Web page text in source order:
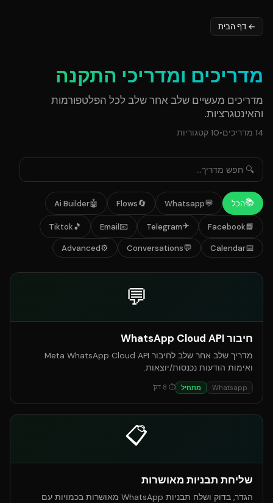
← דף הבית
מדריכים ומדריכי התקנה
מדריכים מעשיים שלב אחר שלב לכל הפלטפורמות
והאינטגרציות.
14 מדריכים•
10 קטגוריות
📚הכל 💬
Whatsapp
🔄
Flows
🤖
Ai Builder
📘
Facebook
✈️
Telegram
📧
Email
🎵
Tiktok
📅
Calendar
💬
Conversations
⚙️
Advanced
💬
חיבור WhatsApp Cloud API
מדריך שלב אחר שלב לחיבור Meta WhatsApp Cloud API
ואימות הודעות נכנסות/יוצאות.
Whatsapp מתחיל ⏱
8 דק'
📋
שליחת תבניות מאושרות
הגדר, בדוק ושלח תבניות WhatsApp מאושרות בכמויות עם